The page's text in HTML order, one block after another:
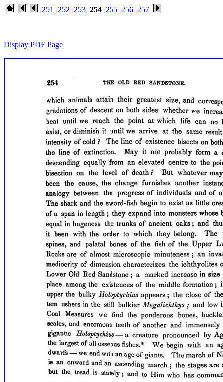
251 252 253 254 255 256 257
Display PDF Page